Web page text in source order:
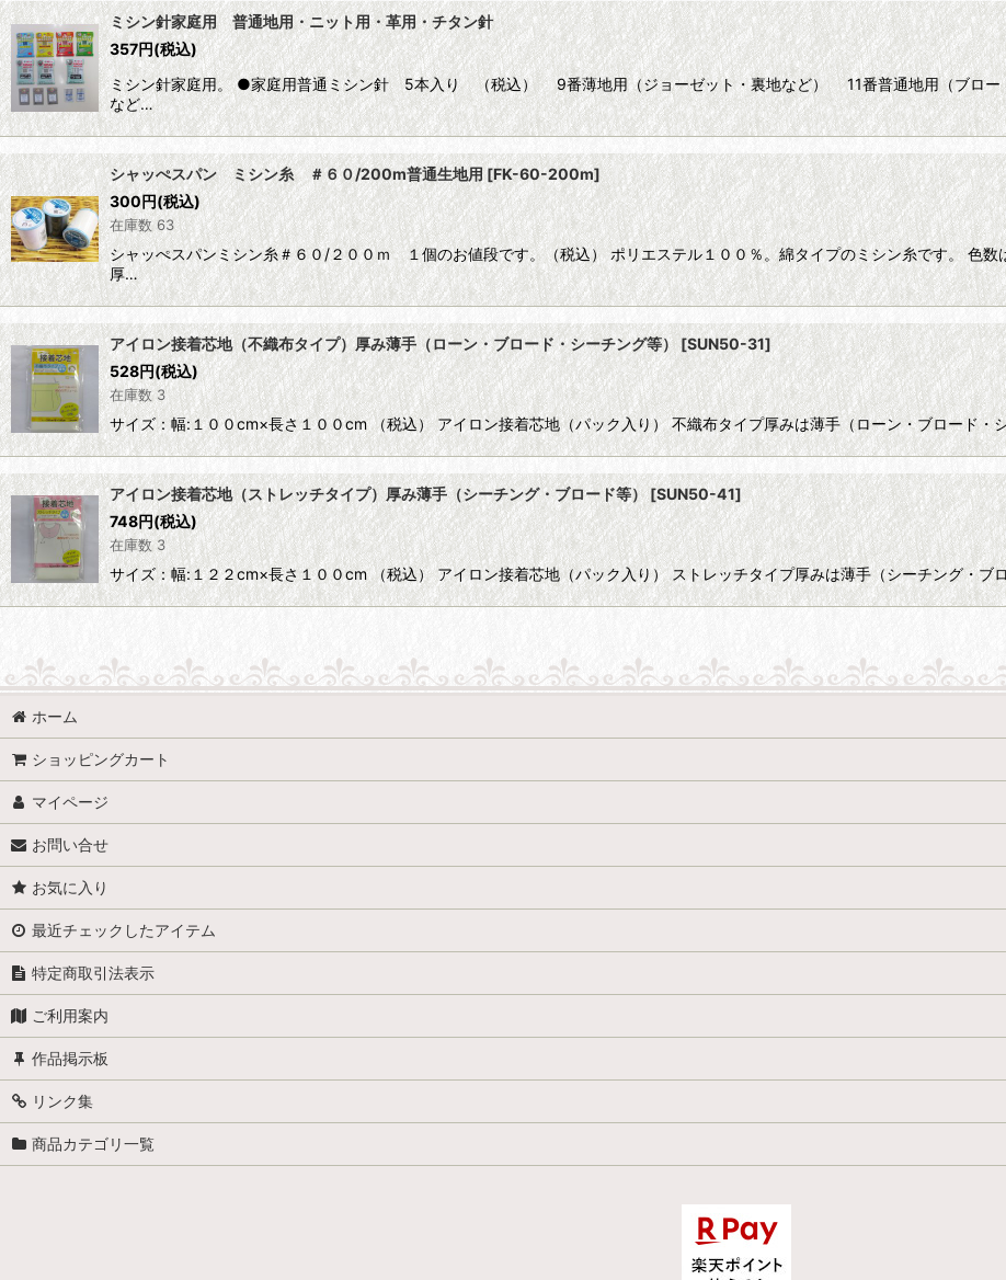
ミシン針家庭用 普通地用・ニット用・革用・チタン針
357円(税込)
ミシン針家庭用。 ●家庭用普通ミシン針 5本入り （税込） 9番薄地用（ジョーゼット・裏地など） 11番普通地用（ブロー
など…
シャッぺスパン ミシン糸 ＃６０/200m普通生地用 [FK-60-200m]
300円(税込)
在庫数 63
シャッぺスパンミシン糸＃６０/２００ｍ １個のお値段です。（税込） ポリエステル１００％。綿タイプのミシン糸です。 色
厚…
アイロン接着芯地（不織布タイプ）厚み薄手（ローン・ブロード・シーチング等） [SUN50-31]
528円(税込)
在庫数 3
サイズ：幅:１００cm×長さ１００cm （税込） アイロン接着芯地（パック入り） 不織布タイプ厚みは薄手（ローン・ブロード
アイロン接着芯地（ストレッチタイプ）厚み薄手（シーチング・ブロード等） [SUN50-41]
748円(税込)
在庫数 3
サイズ：幅:１２２cm×長さ１００cm （税込） アイロン接着芯地（パック入り） ストレッチタイプ厚みは薄手（シーチング・
ホーム
ショッピングカート
マイページ
お問い合せ
お気に入り
最近チェックしたアイテム
特定商取引法表示
ご利用案内
作品掲示板
リンク集
商品カテゴリ一覧